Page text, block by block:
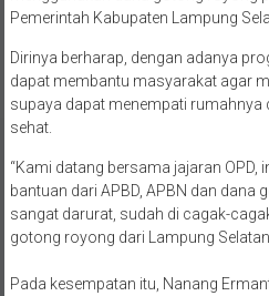
Pemerintah Kabupaten Lampung
Dirinya berharap, dengan adanya
dapat membantu masyarakat agar
supaya dapat menempati rumahnya
sehat.
“Kami datang bersama jajaran OPD,
bantuan dari APBD, APBN dan dana
sangat darurat, sudah di cagak-
gotong royong dari Lampung
Pada kesempatan itu, Nanang